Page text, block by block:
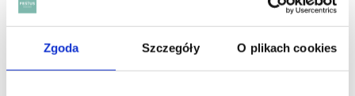
Zgoda Szczegóły O plikach cookies
HASŁA ALFABETYCZNIE: